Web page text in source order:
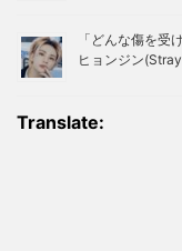
「どんな傷を受
ヒョンジン
Translate: